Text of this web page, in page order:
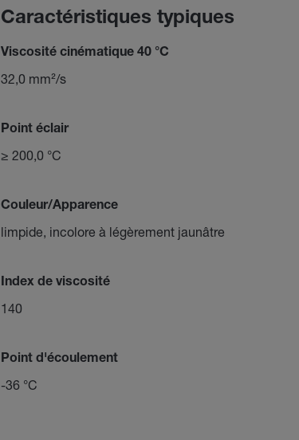
Caractéristiques typiques
Viscosité cinématique 40 °C
32,0 mm²/s
Point éclair
≥ 200,0 °C
Couleur/Apparence
limpide, incolore à légèrement jaunâtre
Index de viscosité
140
Point d'écoulement
-36 °C